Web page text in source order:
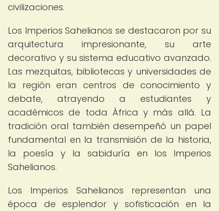
civilizaciones.
Los Imperios Sahelianos se destacaron por su
arquitectura impresionante, su arte
decorativo y su sistema educativo avanzado.
Las mezquitas, bibliotecas y universidades de
la región eran centros de conocimiento y
debate, atrayendo a estudiantes y
académicos de toda África y más allá. La
tradición oral también desempeñó un papel
fundamental en la transmisión de la historia,
la poesía y la sabiduría en los Imperios
Sahelianos.
Los Imperios Sahelianos representan una
época de esplendor y sofisticación en la